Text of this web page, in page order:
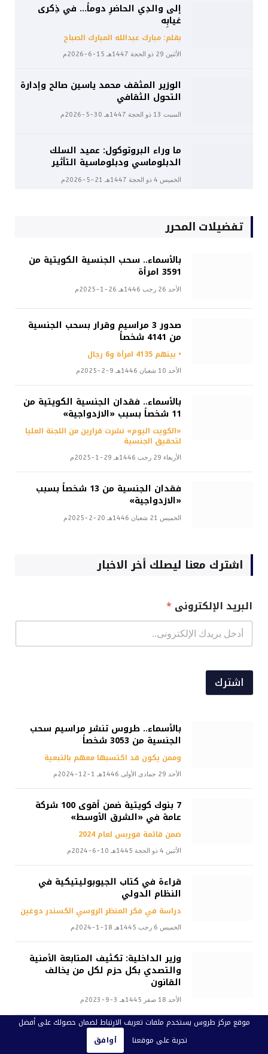
إلى والدِي الحاضرِ دوماً… في ذِكرى
غيابِه
بقلم: مبارك عبدالله المبارك الصباح
الأثنين 29 ذو الحجة 1447هـ 15-6-2026م
الوزير المثقف محمد ياسين صالح وإدارة
التحول الثقافي
السبت 13 ذو الحجة 1447هـ 30-5-2026م
ما وراء البروتوكول: عميد السلك
الدبلوماسي ودبلوماسية التأثير
الخميس 4 ذو الحجة 1447هـ 21-5-2026م
تفضيلات المحرر
بالأسماء.. سحب الجنسية الكويتية من
3591 امرأة
الأحد 26 رجب 1446هـ 26-1-2025م
صدور 3 مراسيم وقرار بسحب الجنسية
من 4141 شخصاً
• بينهم 4135 امرأة و6 رجال
الأحد 10 شعبان 1446هـ 9-2-2025م
بالأسماء.. فقدان الجنسية الكويتية من
11 شخصاً بسبب «الازدواجية»
«الكويت اليوم» نشرت قرارين من اللجنة العليا
لتحقيق الجنسية
الأربعاء 29 رجب 1446هـ 29-1-2025م
فقدان الجنسية من 13 شخصاً بسبب
«الازدواجية»
الخميس 21 شعبان 1446هـ 20-2-2025م
اشترك معنا ليصلك أخر الاخبار
البريد الإلكترونى *
اشترك
بالأسماء.. طروس تنشر مراسيم سحب
الجنسية من 3053 شخصاً
وممن يكون قد اكتسبها معهم بالتبعية
الأحد 29 جمادى الأولى 1446هـ 1-12-2024م
7 بنوك كويتية ضمن أقوى 100 شركة
عامة في «الشرق الأوسط»
ضمن قائمة فوربس لعام 2024
الأثنين 4 ذو الحجة 1445هـ 10-6-2024م
قراءة في كتاب الجيوبوليتيكية في
النظام الدولي
دراسة في فكر المنظر الروسي الكسندر دوغين
الخميس 6 رجب 1445هـ 18-1-2024م
وزير الداخلية: تكثيف المتابعة الأمنية
والتصدي بكل حزم لكل من يخالف
القانون
الأحد 18 صفر 1445هـ 3-9-2023م
لماذا نحتاج إلى التوازن؟
موقع مركز طروس يستخدم ملفات تعريف الارتباط لضمان حصولك على أفضل
تجربة على موقعنا
أوافق